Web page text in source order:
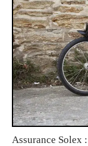
Assurance Solex